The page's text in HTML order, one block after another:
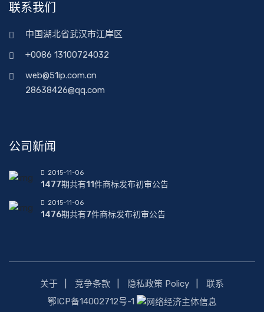
联系我们
中国湖北省武汉市江岸区
+0086 13100724032
web@51ip.com.cn
28638426@qq.com
公司新闻
2015-11-06
1477期共有11件商标发布初审公告
2015-11-06
1476期共有7件商标发布初审公告
关于 竞争条款 隐私政策 Policy
联系
鄂ICP备14002712号-1